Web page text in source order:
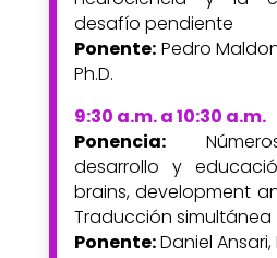
desafío pendiente
Ponente:Pedro
Ph.D.
9:30 a.m. a 10:30 a.m.
Ponencia:
desarrollo y
brains, development
Traducción simultánea
Ponente:Daniel Ansari,